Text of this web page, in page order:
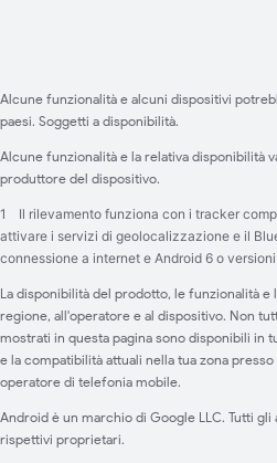
Alcune funzionalità e alcuni dispositivi
paesi. Soggetti a disponibilità.
Alcune funzionalità e la relativa disponibilità
produttore del dispositivo.
1
Il rilevamento funziona con i tracker
attivare i servizi di geolocalizzazione e il
connessione a internet e Android 6 o
La disponibilità del prodotto, le funzionalità e
regione, all'operatore e al dispositivo. Non
mostrati in questa pagina sono disponibili in
e la compatibilità attuali nella tua zona
operatore di telefonia mobile.
Android è un marchio di Google LLC. Tutti
rispettivi proprietari.